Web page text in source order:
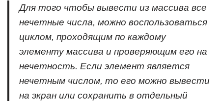
Для того чтобы вывести из массива все
нечетные числа, можно воспользоваться
циклом, проходящим по каждому
элементу массива и проверяющим его на
нечетность. Если элемент является
нечетным числом, то его можно вывести
на экран или сохранить в отдельный